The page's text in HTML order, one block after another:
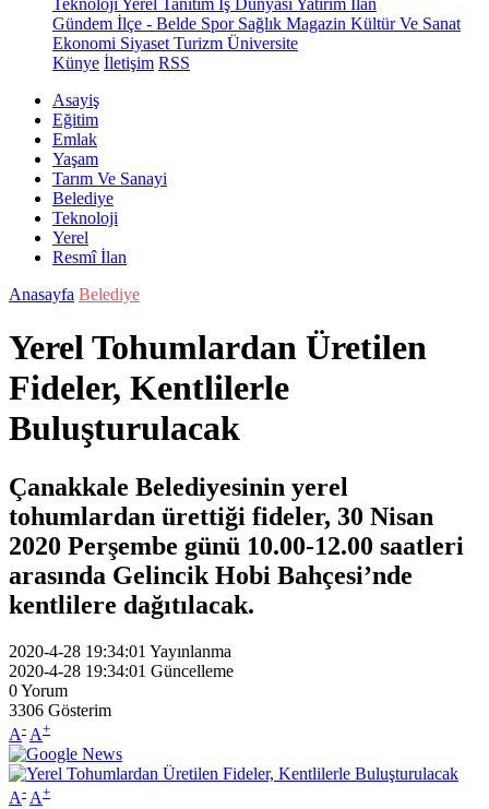
Teknoloji Yerel Tanıtım İş Dünyası Yatırım İlan
Gündem İlçe - Belde SporSağlık Magazin Kültür Ve Sanat
Ekonomi Siyaset Turizm Üniversite
Künye İletişim RSS
Asayiş
Eğitim
Emlak
Yaşam
Tarım Ve Sanayi
Belediye
Teknoloji
Yerel
Resmî İlan
Anasayfa Belediye
Yerel Tohumlardan Üretilen
Fideler, Kentlilerle
Buluşturulacak
Çanakkale Belediyesinin yerel
tohumlardan ürettiği fideler, 30 Nisan
2020 Perşembe günü 10.00-12.00 saatleri
arasında Gelincik Hobi Bahçesi’nde
kentlilere dağıtılacak.
2020-4-28 19:34:01 Yayınlanma
2020-4-28 19:34:01 Güncelleme
0Yorum
3306 Gösterim
A- A+
A- A+